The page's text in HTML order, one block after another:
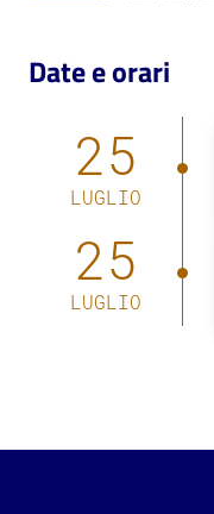
Date e orari
25
LUGLIO
25
LUGLIO